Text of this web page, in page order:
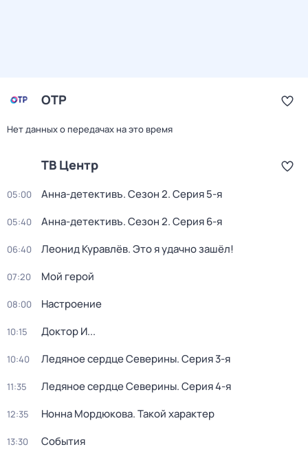
ОТР
Нет данных о передачах на это время
ТВ Центр
05:00 Анна-детективъ. Сезон 2. Серия 5-я
05:40 Анна-детективъ. Сезон 2. Серия 6-я
06:40 Леонид Куравлёв. Это я удачно зашёл!
07:20 Мой герой
08:00 Настроение
10:15 Доктор И...
10:40 Ледяное сердце Северины. Серия 3-я
11:35 Ледяное сердце Северины. Серия 4-я
12:35 Нонна Мордюкова. Такой характер
13:30 События